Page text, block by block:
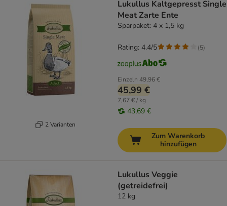
2 Varianten
Lukullus Kaltgepresst Single
Meat Zarte Ente
Sparpaket: 4 x 1,5 kg
Einzeln 49,96 €
45,99 €
7,67 € / kg
43,69 €
Rating: 4.4/5 (5)
Zum Warenkorb
hinzufügen
Lukullus Veggie
(getreidefrei)
12 kg